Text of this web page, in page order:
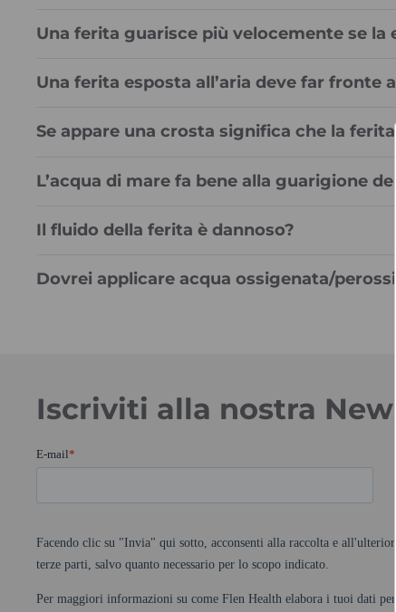
Una ferita guarisce più velocemente se la
Una ferita esposta all’aria deve far fronte
Se appare una crosta significa che la ferita
L’acqua di mare fa bene alla guarigione
Il fluido della ferita è dannoso?
Dovrei applicare acqua ossigenata/
Iscriviti alla nostra